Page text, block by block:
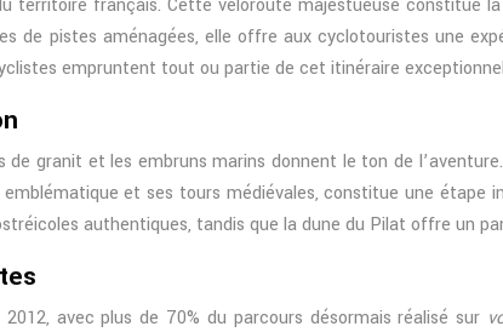
territoire français. Cette véloroute majestueuse constitue
de pistes aménagées, elle offre aux cyclotouristes une
empruntent tout ou partie de cet itinéraire
granit et les embruns marins donnent le ton de
et ses tours médiévales, constitue une étape
authentiques, tandis que la dune du Pilat offre un
avec plus de 70% du parcours désormais réalisé sur